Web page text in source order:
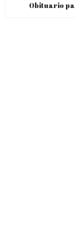
Obituario